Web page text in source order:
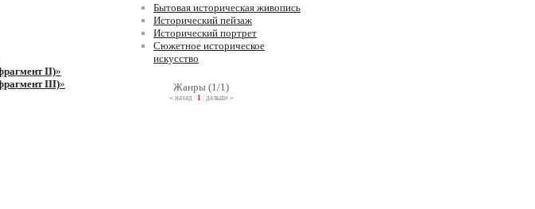
II)»
III)»
Бытовая историческая живопись
Исторический пейзаж
Исторический портрет
Сюжетное историческое
искусство
Жанры (1/1)
« назад 1 дальше »